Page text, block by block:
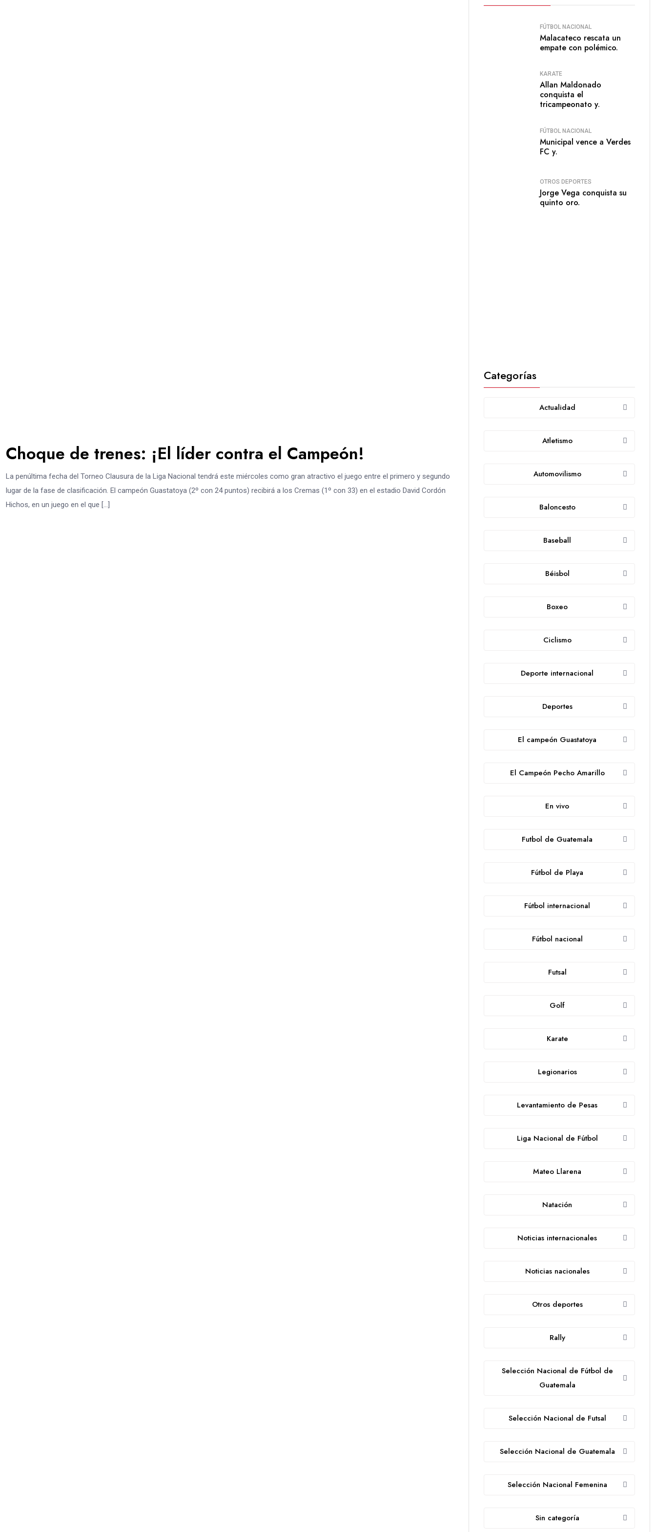
Choque de trenes: ¡El líder contra el Campeón!
La penúltima fecha del Torneo Clausura de la Liga Nacional tendrá este miércoles como gran atractivo el juego entre el primero y segundo
lugar de la fase de clasificación. El campeón Guastatoya (2º con 24 puntos) recibirá a los Cremas (1º con 33) en el estadio David Cordón
Hichos, en un juego en el que […]
FÚTBOL NACIONAL
Malacateco rescata un
empate con polémico.
KARATE
Allan Maldonado
conquista el
tricampeonato y.
FÚTBOL NACIONAL
Municipal vence a Verdes
FC y.
OTROS DEPORTES
Jorge Vega conquista su
quinto oro.
Categorías
Actualidad
Atletismo
Automovilismo
Baloncesto
Baseball
Béisbol
Boxeo
Ciclismo
Deporte internacional
Deportes
El campeón Guastatoya
El Campeón Pecho Amarillo
En vivo
Futbol de Guatemala
Fútbol de Playa
Fútbol internacional
Fútbol nacional
Futsal
Golf
Karate
Legionarios
Levantamiento de Pesas
Liga Nacional de Fútbol
Mateo Llarena
Natación
Noticias internacionales
Noticias nacionales
Otros deportes
Rally
Selección Nacional de Fútbol de
Guatemala
Selección Nacional de Futsal
Selección Nacional de Guatemala
Selección Nacional Femenina
Sin categoría